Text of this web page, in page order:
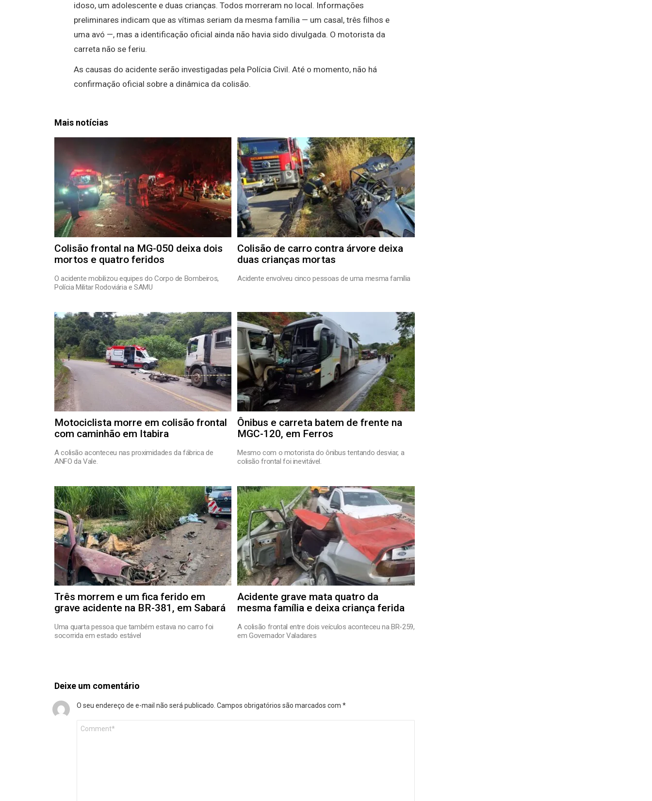
idoso, um adolescente e duas crianças. Todos morreram no local. Informações
preliminares indicam que as vítimas seriam da mesma família — um casal, três filhos e
uma avó —, mas a identificação oficial ainda não havia sido divulgada. O motorista da
carreta não se feriu.
As causas do acidente serão investigadas pela Polícia Civil. Até o momento, não há
confirmação oficial sobre a dinâmica da colisão.
Mais notícias
Colisão frontal na MG-050 deixa dois
mortos e quatro feridos
O acidente mobilizou equipes do Corpo de Bombeiros,
Polícia Militar Rodoviária e SAMU
Colisão de carro contra árvore deixa
duas crianças mortas
Acidente envolveu cinco pessoas de uma mesma família
Motociclista morre em colisão frontal
com caminhão em Itabira
A colisão aconteceu nas proximidades da fábrica de
ANFO da Vale.
Ônibus e carreta batem de frente na
MGC-120, em Ferros
Mesmo com o motorista do ônibus tentando desviar, a
colisão frontal foi inevitável.
Três morrem e um fica ferido em
grave acidente na BR-381, em Sabará
Uma quarta pessoa que também estava no carro foi
socorrida em estado estável
Acidente grave mata quatro da
mesma família e deixa criança ferida
A colisão frontal entre dois veículos aconteceu na BR-259,
em Governador Valadares
Deixe um comentário
O seu endereço de e-mail não será publicado. Campos obrigatórios são marcados com *